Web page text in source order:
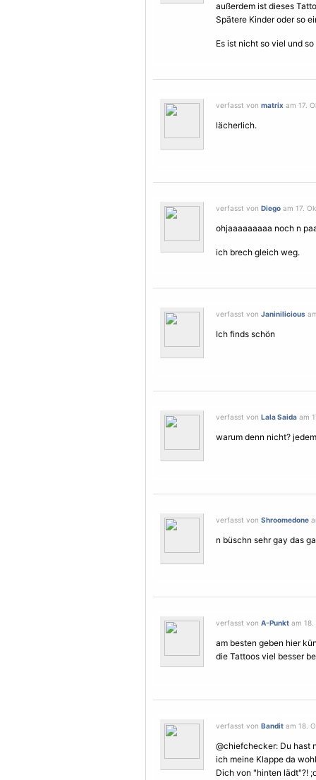
außerdem ist dieses
Spätere Kinder oder so
Es ist nicht so viel und
verfasst von matrix am 17.
lächerlich.
verfasst von Diego am 17.
ohjaaaaaaaaa noch n
ich brech gleich weg.
verfasst von Janinilicious
Ich finds schön
verfasst von Lala Saida am
warum denn nicht?
verfasst von Shroomedone
n büschn sehr gay das
verfasst von A-Punkt am 18.
am besten geben hier
die Tattoos viel besser
verfasst von Bandit am 18.
@chiefchecker: Du hast
ich meine Klappe da
Dich von "hinten lädt"?!